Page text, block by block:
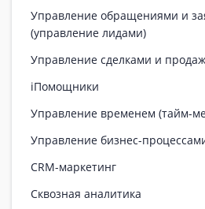
Управление обращениями и
(управление лидами)
Управление сделками и
iПомощники
Управление временем (тайм-
Управление бизнес-
CRM-маркетинг
Сквозная аналитика